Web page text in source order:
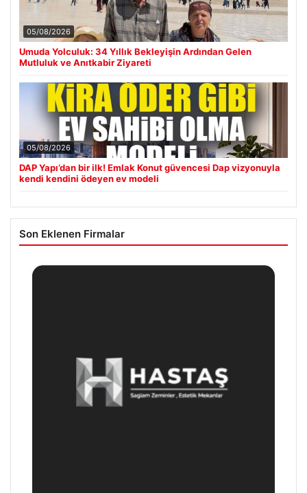
05/08/2026
Umuda Yolculuk: 34 Yıllık Bekleyişin Ardından Gelen
Mutluluk ve Anıtkabir Ziyareti
05/08/2026
DAP Yapı’dan bir ilk! Emlak Konut güvencesi Dap vizyonuyla
kendi kendini ödeyen ev modeli
Son Eklenen Firmalar